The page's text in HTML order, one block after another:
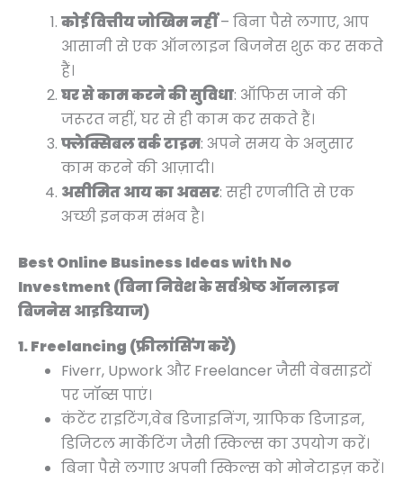
कोई वित्तीय जोखिम नहीं– बिना पैसे लगाए, आप
आसानी से एक ऑनलाइन बिजनेस शुरू कर सकते
हैं।
घर से काम करने की सुविधा: ऑफिस जाने की
जरूरत नहीं, घर से ही काम कर सकते हैं।
फ्लेक्सिबल वर्क टाइम: अपने समय के अनुसार
काम करने की आज़ादी।
असीमित आय का अवसर: सही रणनीति से एक
अच्छी इनकम संभव है।
Best Online Business Ideas with No
Investment (बिना निवेश के सर्वश्रेष्ठ ऑनलाइन
बिजनेस आइडियाज)
1. Freelancing (फ्रीलांसिंग करें)
Fiverr, Upwork और Freelancer जैसी वेबसाइटों
पर जॉब्स पाएं।
कंटेंट राइटिंग,वेब डिजाइनिंग, ग्राफिक डिजाइन,
डिजिटल मार्केटिंग जैसी स्किल्स का उपयोग करें।
बिना पैसे लगाए अपनी स्किल्स को मोनेटाइज़ करें।
9
.
0
.
0
0
9
.
0
.
0
0
9
.
0
.
0
0
9
.
0
.
0
0